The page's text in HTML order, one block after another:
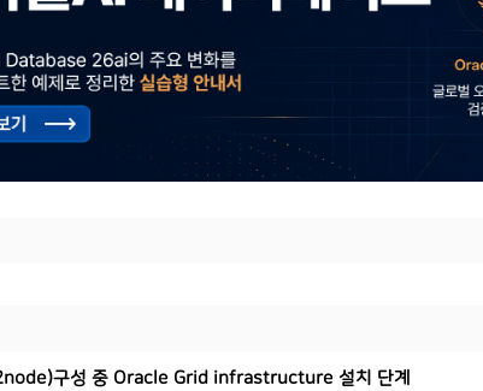
구성 중 Oracle Grid infrastructure 설치 단계